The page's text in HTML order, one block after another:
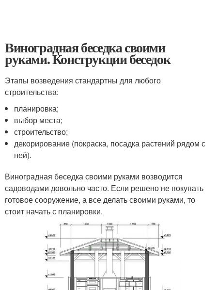
Виноградная беседка своими
руками. Конструкции беседок
Этапы возведения стандартны для любого
строительства:
планировка;
выбор места;
строительство;
декорирование (покраска, посадка растений рядом с
ней).
Виноградная беседка своими руками возводится
садоводами довольно часто. Если решено не покупать
готовое сооружение, а все делать своими руками, то
стоит начать с планировки.